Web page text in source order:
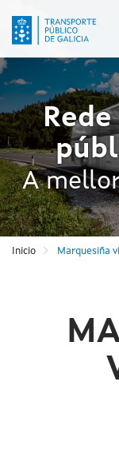
contido
principal
A
Inicio Marquesiña